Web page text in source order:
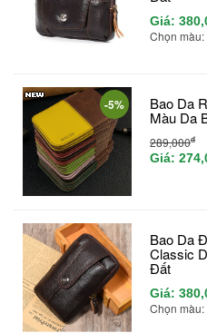
Giá:
Chọn màu:
-5% Bao Da
Màu Da
289,000đ
Giá:
Bao Da
Classic
Đất
Giá:
Chọn màu: